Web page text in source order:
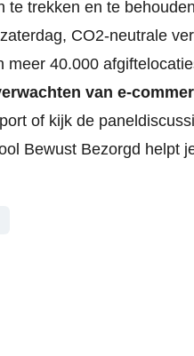
trekken en te
CO2-neutrale
40.000
van e-
of kijk de
Bewust Bezorgd helpt